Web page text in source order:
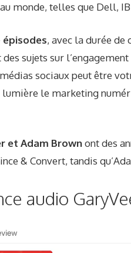
monde, telles que Dell,
épisodes, avec la durée de
sujets sur
sociaux peut être
le marketing
et Adam Brownont des
& Convert, tandis
audio